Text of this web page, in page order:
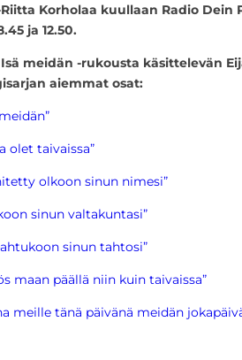
Riitta Korholaa kuullaan Radio Dein
ja 12.50.
meidän -rukousta käsittelevän
aiemmat osat:
olet taivaissa”
olkoon sinun nimesi”
sinun valtakuntasi”
sinun tahtosi”
maan päällä niin kuin taivaissa”
meille tänä päivänä meidän